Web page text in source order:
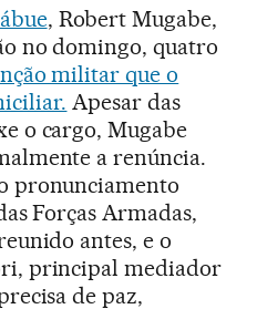
, Robert Mugabe,
no domingo, quatro
militar que o
Apesar das
o cargo, Mugabe
a renúncia.
pronunciamento
Forças Armadas,
antes, e o
principal mediador
de paz,